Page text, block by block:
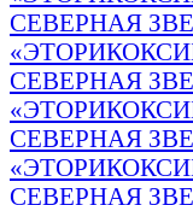
СЕВЕРНАЯ
СЕВЕРНАЯ
СЕВЕРНАЯ
СЕВЕРНАЯ